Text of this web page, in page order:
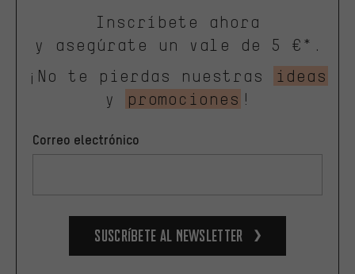
Inscríbete ahora
y asegúrate un vale de 5 €*.
¡No te pierdas nuestras
ideas
y
promociones !
Correo electrónico
Suscríbete al newsletter